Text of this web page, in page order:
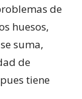
de
huesos,
suma,
de
tiene